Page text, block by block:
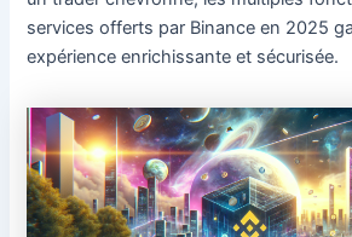
services offerts par Binance en 2025
expérience enrichissante et sécurisée.